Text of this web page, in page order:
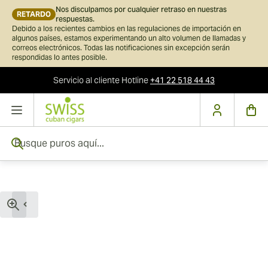
RETARDO
Nos disculpamos por cualquier retraso en nuestras
respuestas.
Debido a los recientes cambios en las regulaciones de importación en
algunos países, estamos experimentando un alto volumen de llamadas y
correos electrónicos. Todas las notificaciones sin excepción serán
respondidas lo antes posible.
Servicio al cliente Hotline+41 22 518 44 43